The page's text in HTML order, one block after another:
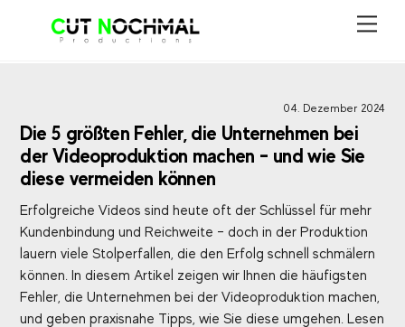
04. Dezember 2024
Die 5 größten Fehler, die Unternehmen bei
der Videoproduktion machen – und wie Sie
diese vermeiden können
Erfolgreiche Videos sind heute oft der Schlüssel für mehr
Kundenbindung und Reichweite – doch in der Produktion
lauern viele Stolperfallen, die den Erfolg schnell schmälern
können. In diesem Artikel zeigen wir Ihnen die häufigsten
Fehler, die Unternehmen bei der Videoproduktion machen,
und geben praxisnahe Tipps, wie Sie diese umgehen. Lesen